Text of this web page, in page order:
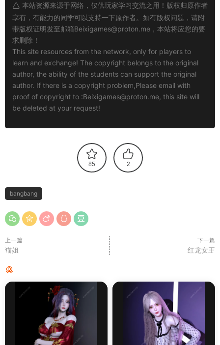
本站资源来源于网络，仅供玩家学习交流之用！版权归原作者
享有，有能力的同学可以支持一下原作者。如有版权问题，请附
带版权证明发至邮箱Beixigames@proton.me ，本站将应您的要
求删除！
This site resources from the network, only for players to
learn and exchange! The copyright belongs to the original
author, the ability of the students can support the original
author. If there is a copyright problem,Please email with
proof of copyright to :Beixigames@proton.me, this site will
be deleted at your request!
85 2
bangbang
上一篇
猫姐
下一篇
红龙女王